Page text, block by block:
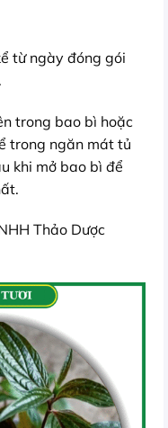
từ ngày đóng gói
trong bao bì hoặc
trong ngăn mát tủ
khi mở bao bì để
Thảo Dược